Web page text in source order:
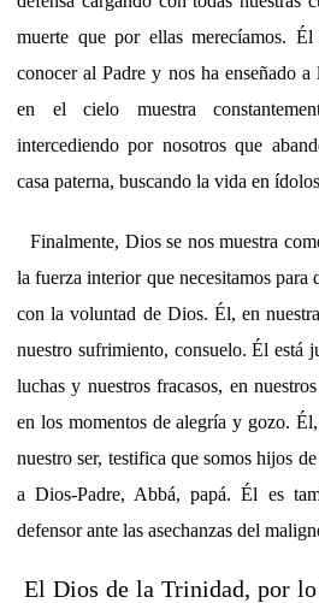
muerte que por ellas merecíamos.
conocer al Padre y nos ha enseñado
en el cielo muestra
intercediendo por nosotros que
casa paterna, buscando la vida en
Finalmente, Dios se nos muestra
la fuerza interior que necesitamos para
con la voluntad de Dios. Él, en
nuestro sufrimiento, consuelo. Él está
luchas y nuestros fracasos, en
en los momentos de alegría y gozo.
nuestro ser, testifica que somos hijos
a Dios-Padre, Abbá, papá. Él es
defensor ante las asechanzas del
El Dios de la Trinidad, por